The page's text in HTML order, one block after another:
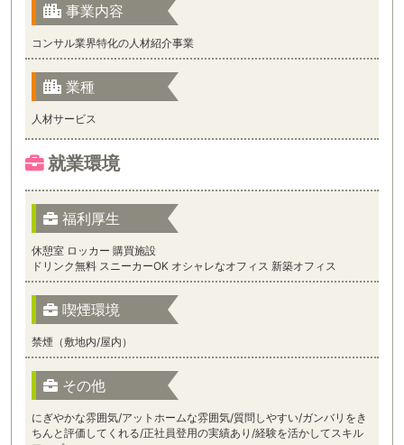
事業内容
コンサル業界特化の人材紹介事業
業種
人材サービス
就業環境
福利厚生
休憩室 ロッカー 購買施設
ドリンク無料 スニーカーOK オシャレなオフィス 新築オフィス
喫煙環境
禁煙（敷地内/屋内）
その他
にぎやかな雰囲気/アットホームな雰囲気/質問しやすい/ガンバリをき
ちんと評価してくれる/正社員登用の実績あり/経験を活かしてスキル